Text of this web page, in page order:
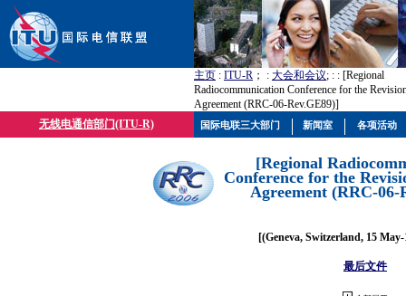
主页 : ITU-R ； : 大会和会议; : : [Regional
Radiocommunication Conference for the
Agreement (RRC-06-Rev.GE89)]
无线电通信部门(ITU-R)
[Regional
Conference for the
Agreement (RRC-06-
[(Geneva, Switzerland, 15
最后文件
国际电联三大部门 新闻室 各项活动